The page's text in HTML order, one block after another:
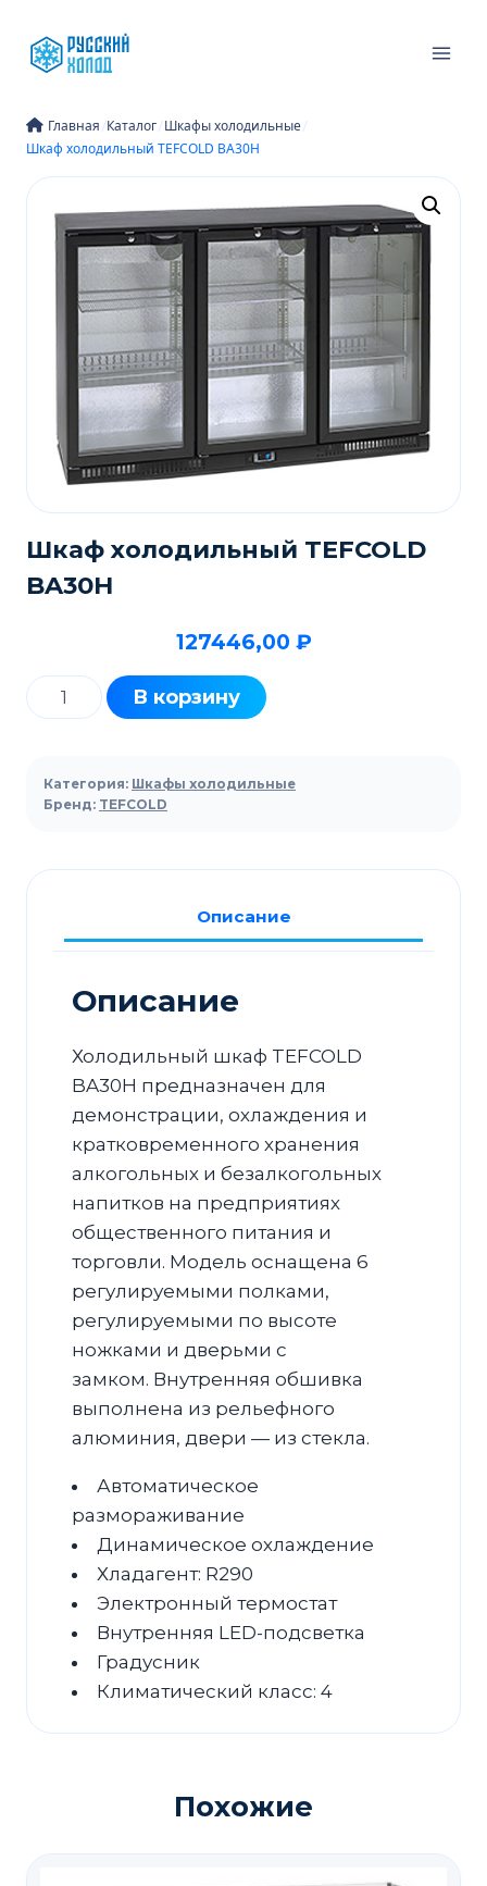
содержимому
Главная/Каталог/Шкафы холодильные/
Шкаф холодильный TEFCOLD BA30H
Шкаф холодильный TEFCOLD
BA30H
127446,00 ₽
Количество
товара
холодильный
TEFCOLD
В корзину
Категория: Шкафы холодильные
Бренд: TEFCOLD
Описание
Описание
Холодильный шкаф TEFCOLD
BA30H предназначен для
демонстрации, охлаждения и
кратковременного хранения
алкогольных и безалкогольных
напитков на предприятиях
общественного питания и
торговли. Модель оснащена 6
регулируемыми полками,
регулируемыми по высоте
ножками и дверьми с
замком. Внутренняя обшивка
выполнена из рельефного
алюминия, двери — из стекла.
Автоматическое
размораживание
Динамическое охлаждение
Хладагент: R290
Электронный термостат
Внутренняя LED-подсветка
Градусник
Климатический класс: 4
Похожие